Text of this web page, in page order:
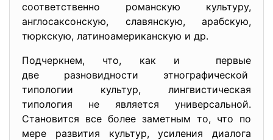
соответственно романскую культуру,
англосаксонскую, славянскую, арабскую,
тюркскую, латиноамериканскую и др.
Подчеркнем, что, как и первые
две разновидности этнографической
типологии культур, лингвистическая
типология не является универсальной.
Становится все более заметным то, что по
мере развития культур, усиления диалога